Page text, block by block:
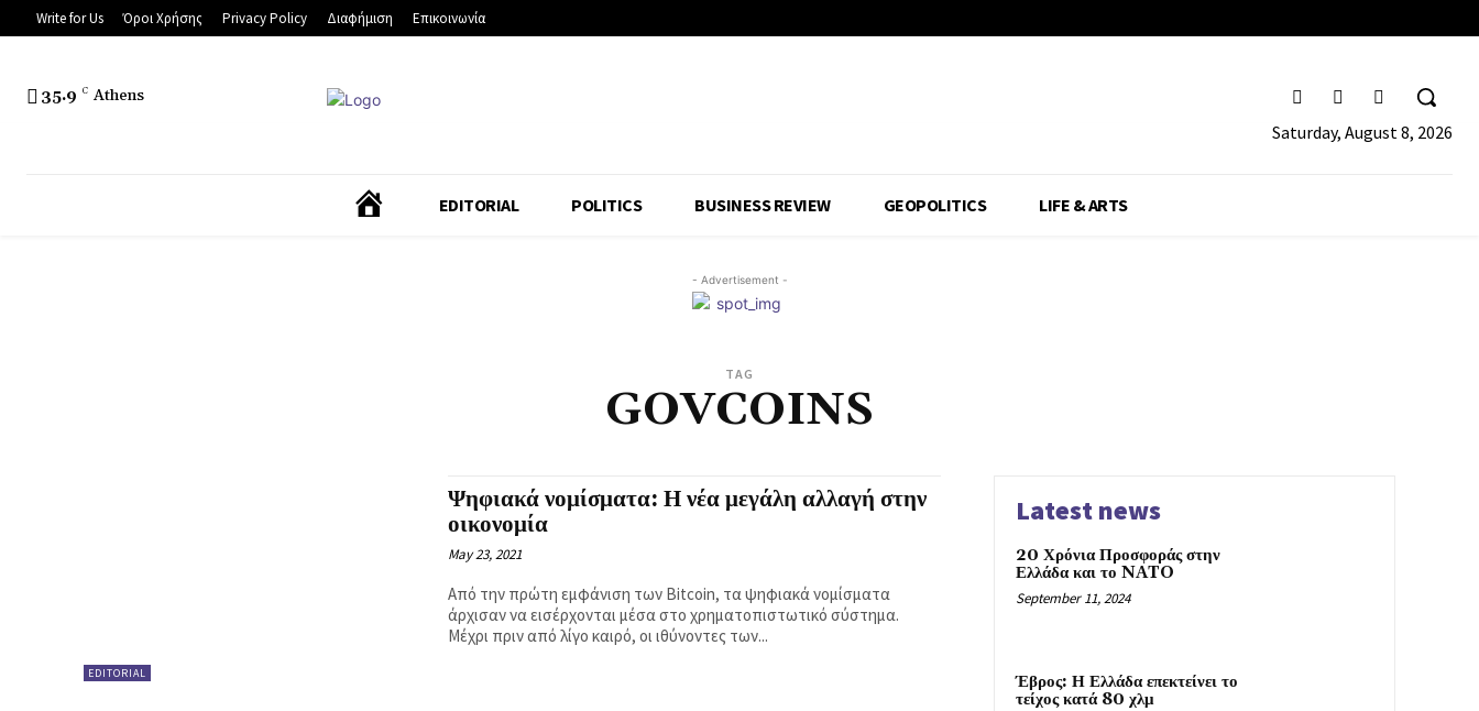
Write for Us Όροι Χρήσης Privacy Policy Διαφήμιση Επικοινωνία
35.9 C Athens
Saturday, August 8, 2026
EDITORIAL POLITICS BUSINESS REVIEW GEOPOLITICS LIFE & ARTS
- Advertisement -
TAG
GOVCOINS
EDITORIAL
Ψηφιακά νομίσματα: Η νέα μεγάλη αλλαγή στην
οικονομία
May 23, 2021
Από την πρώτη εμφάνιση των Bitcoin, τα ψηφιακά νομίσματα
άρχισαν να εισέρχονται μέσα στο χρηματοπιστωτικό σύστημα.
Μέχρι πριν από λίγο καιρό, οι ιθύνοντες των...
Latest news
20 Χρόνια Προσφοράς στην
Ελλάδα και το NATO
September 11, 2024
Έβρος: Η Ελλάδα επεκτείνει το
τείχος κατά 80 χλμ